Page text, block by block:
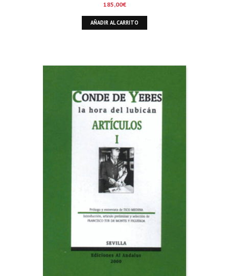
185,00€
AÑADIR AL CARRITO